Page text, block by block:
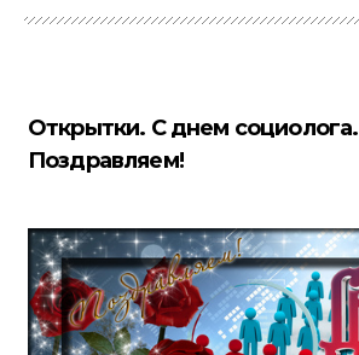
Открытки. С днем социолога.
Поздравляем!